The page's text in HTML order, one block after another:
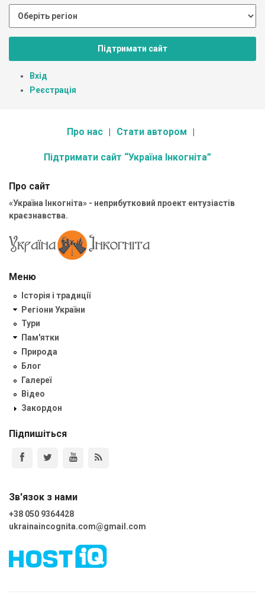
Підтримати сайт
Вхід
Реєстрація
Про нас Стати автором
Підтримати сайт “Україна Інкогніта”
Про сайт
«Україна Інкогніта» - неприбутковий проект ентузіастів
краєзнавства.
Меню
Історія і традиції
Регіони України
Тури
Пам'ятки
Природа
Блог
Галереї
Відео
Закордон
Підпишіться
Зв'язок з нами
+38 050 9364428
ukrainaincognita.com@gmail.com